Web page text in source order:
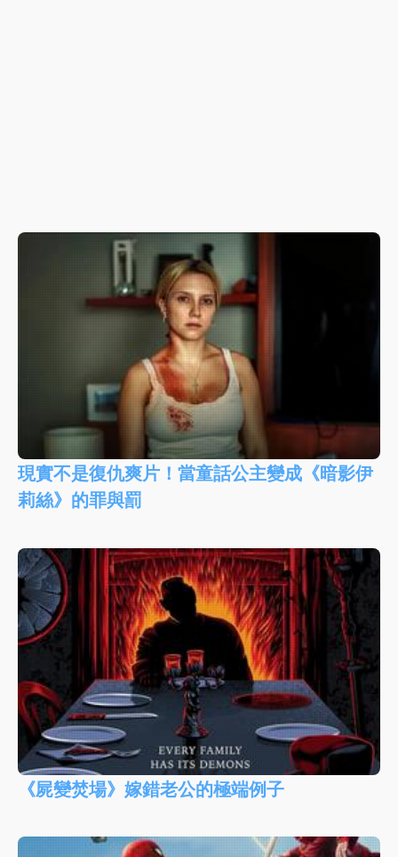
現實不是復仇爽片！當童話公主變成《暗影伊
莉絲》的罪與罰
《屍變焚場》嫁錯老公的極端例子